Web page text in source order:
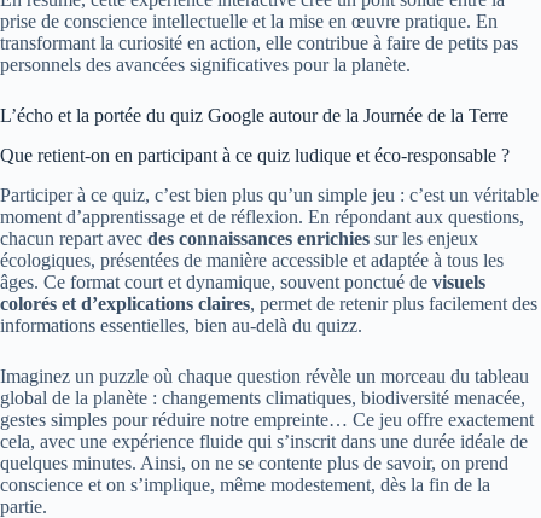
prise de conscience intellectuelle et la mise en œuvre pratique. En
transformant la curiosité en action, elle contribue à faire de petits pas
personnels des avancées significatives pour la planète.
L’écho et la portée du quiz Google autour de la Journée de la Terre
Que retient-on en participant à ce quiz ludique et éco-responsable ?
Participer à ce quiz, c’est bien plus qu’un simple jeu : c’est un véritable
moment d’apprentissage et de réflexion. En répondant aux questions,
chacun repart avec des connaissances enrichies sur les enjeux
écologiques, présentées de manière accessible et adaptée à tous les
âges. Ce format court et dynamique, souvent ponctué de visuels
colorés et d’explications claires, permet de retenir plus facilement des
informations essentielles, bien au-delà du quizz.
Imaginez un puzzle où chaque question révèle un morceau du tableau
global de la planète : changements climatiques, biodiversité menacée,
gestes simples pour réduire notre empreinte… Ce jeu offre exactement
cela, avec une expérience fluide qui s’inscrit dans une durée idéale de
quelques minutes. Ainsi, on ne se contente plus de savoir, on prend
conscience et on s’implique, même modestement, dès la fin de la
partie.